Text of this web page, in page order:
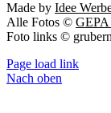
Made by Idee
Alle Fotos © GEPA
Foto links ©
Page load link
Nach oben